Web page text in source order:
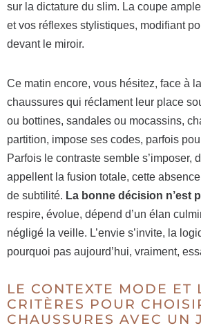
sur la dictature du slim. La coupe
et vos réflexes stylistiques, modifiant
devant le miroir.
Ce matin encore, vous hésitez, face à
chaussures qui réclament leur place
ou bottines, sandales ou mocassins,
partition, impose ses codes, parfois
Parfois le contraste semble s’imposer,
appellent la fusion totale, cette
de subtilité. La bonne décision n’est
respire, évolue, dépend d’un élan
négligé la veille. L’envie s’invite, la
pourquoi pas aujourd’hui, vraiment,
LE CONTEXTE MODE ET
CRITÈRES POUR
CHAUSSURES AVEC UN